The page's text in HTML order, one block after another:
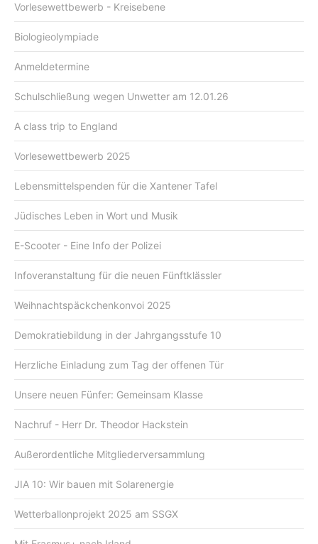
Vorlesewettbewerb - Kreisebene
Biologieolympiade
Anmeldetermine
Schulschließung wegen Unwetter am 12.01.26
A class trip to England
Vorlesewettbewerb 2025
Lebensmittelspenden für die Xantener Tafel
Jüdisches Leben in Wort und Musik
E-Scooter - Eine Info der Polizei
Infoveranstaltung für die neuen Fünftklässler
Weihnachtspäckchenkonvoi 2025
Demokratiebildung in der Jahrgangsstufe 10
Herzliche Einladung zum Tag der offenen Tür
Unsere neuen Fünfer: Gemeinsam Klasse
Nachruf - Herr Dr. Theodor Hackstein
Außerordentliche Mitgliederversammlung
JIA 10: Wir bauen mit Solarenergie
Wetterballonprojekt 2025 am SSGX